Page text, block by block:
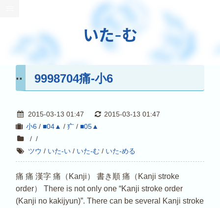
いた-む
9998704痛-小6
2015-03-13 01:47
2015-03-13 01:47
小6 / ■04▲ / 疒/ ■05▲
/ /
ツウ / いた-い / いた-む / いた-める
痛 痛 漢字 痛（Kanji） 書き順 痛（Kanji stroke
order） There is not only one “Kanji stroke order
(Kanji no kakijyun)”. There can be several Kanji stroke